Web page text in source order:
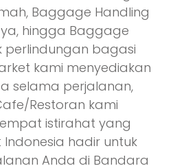
Baggage Handling
hingga Baggage
perlindungan bagasi
kami menyediakan
selama perjalanan,
Restoran kami
istirahat yang
hadir untuk
Anda di Bandara